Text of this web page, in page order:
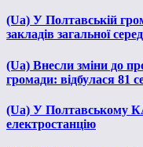
(Ua) У Полтавській
закладів загальної
(Ua) Внесли зміни до
громади: відбулася 81
(Ua) У Полтавському
електростанцію